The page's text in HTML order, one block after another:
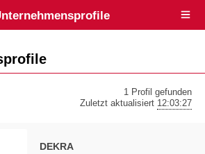
Open
1 Profil gefunden
Zuletzt aktualisiert 12:03:27
DEKRA